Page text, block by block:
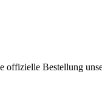
Bestellung